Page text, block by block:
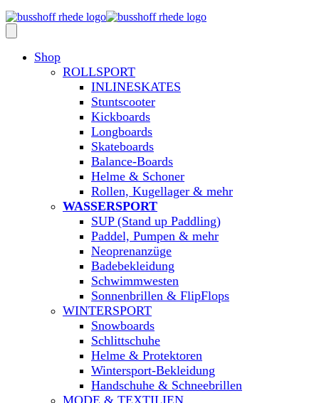
Shop
ROLLSPORT
INLINESKATES
Stuntscooter
Kickboards
Longboards
Skateboards
Balance-Boards
Helme & Schoner
Rollen, Kugellager & mehr
WASSERSPORT
SUP (Stand up Paddling)
Paddel, Pumpen & mehr
Neoprenanzüge
Badebekleidung
Schwimmwesten
Sonnenbrillen & FlipFlops
WINTERSPORT
Snowboards
Schlittschuhe
Helme & Protektoren
Wintersport-Bekleidung
Handschuhe & Schneebrillen